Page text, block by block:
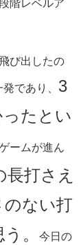
階レベルア
び出したの
であり、 3
たとい
ームが進ん
打さえ
のない打
。
今日の